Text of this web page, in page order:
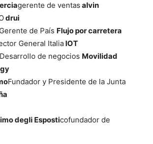
gerente de ventas alvin
drui
Gerente de País Flujo por carretera
General Italia IOT
Desarrollo de negocios Movilidad
Fundador y Presidente de la Junta
degli Esposticofundador de